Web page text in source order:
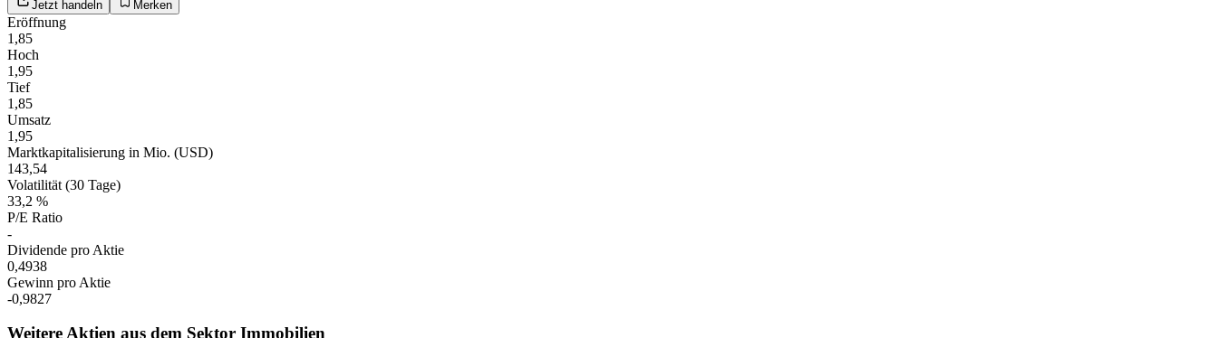
Jetzt handeln Merken
Eröffnung
1,85
Hoch
1,95
Tief
1,85
Umsatz
1,95
Marktkapitalisierung in Mio. (USD)
143,54
Volatilität (30 Tage)
33,2 %
P/E Ratio
-
Dividende pro Aktie
0,4938
Gewinn pro Aktie
-0,9827
Weitere Aktien aus dem Sektor Immobilien